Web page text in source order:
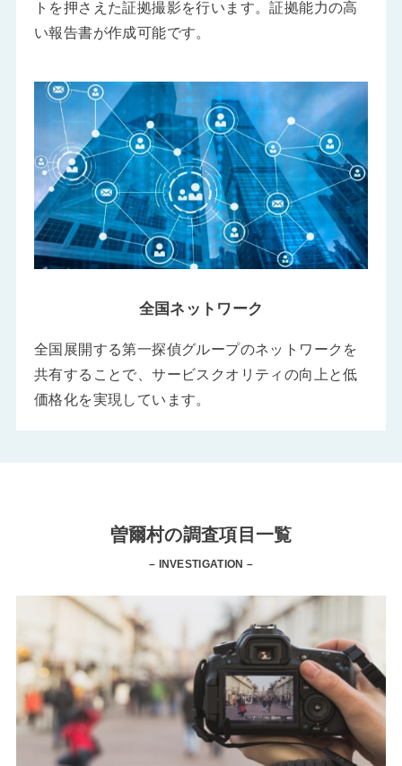
トを押さえた証拠撮影を行います。証拠能力の高
い報告書が作成可能です。
全国ネットワーク
全国展開する第一探偵グループのネットワークを
共有することで、サービスクオリティの向上と低
価格化を実現しています。
曽爾村の調査項目一覧
– INVESTIGATION –